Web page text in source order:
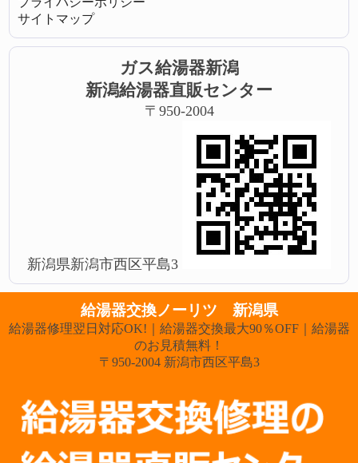
サイトマップ
ガス給湯器新潟
新潟給湯器直販センター
〒950-2004
新潟県新潟市西区平島3
給湯器交換ノーリツ 新潟県
給湯器修理翌日対応OK!｜給湯器交換最大90％OFF｜給湯器
のお見積無料！
〒950-2004 新潟市西区平島3